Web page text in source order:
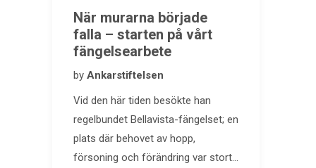
När murarna började
falla – starten på vårt
fängelsearbete
by Ankarstiftelsen
Vid den här tiden besökte han
regelbundet Bellavista-fängelset; en
plats där behovet av hopp,
försoning och förändring var stort…